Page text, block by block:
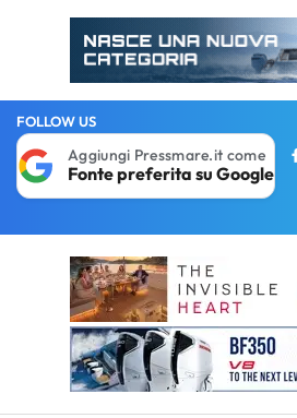
FOLLOW US
Aggiungi Pressmare.it come
Fonte preferita su Google